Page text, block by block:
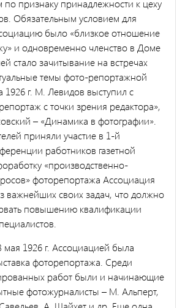
признаку принадлежности к цеху
Обязательным условием для
было «близкое отношение
и одновременно членство в Доме
стало зачитывание на встречах
темы фото-репортажной
1926 г. М. Левидов выступил с
с точки зрения редактора»,
– «Динамика в фотографии».
приняли участие в 1-й
работников газетной
«производственно-
фоторепортажа Ассоциация
важнейших своих задач, что должно
повышению квалификации
1926 г. Ассоциацией была
фоторепортажа. Среди
работ были и начинающие
фотожурналисты – М. Альперт,